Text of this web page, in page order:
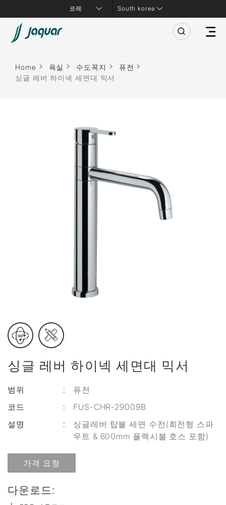
South korea
Home 욕실 수도꼭지
퓨전
싱글 레버 하이넥 세면대 믹서
싱글 레버 하이넥 세면대 믹서
범위 :
퓨전
코드
:
FUS-CHR-29009B
설명
:
싱글레버 탑볼 세면 수전(회전형 스파
우트 & 600mm 플렉시블 호스 포함)
가격 요청
다운로드: